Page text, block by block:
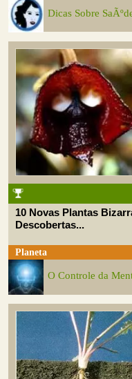
Dicas Sobre
10 Novas Plantas
Descobertas...
Planeta
O Controle da